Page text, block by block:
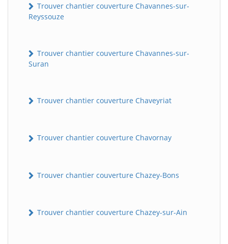
Trouver chantier couverture Chavannes-sur-
Reyssouze
Trouver chantier couverture Chavannes-sur-
Suran
Trouver chantier couverture Chaveyriat
Trouver chantier couverture Chavornay
Trouver chantier couverture Chazey-Bons
Trouver chantier couverture Chazey-sur-Ain